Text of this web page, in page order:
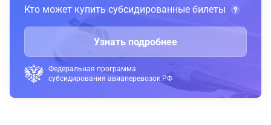
Кто может купить субсидированные билеты
Узнать подробнее
Федеральная программа
субсидирования авиаперевозок РФ